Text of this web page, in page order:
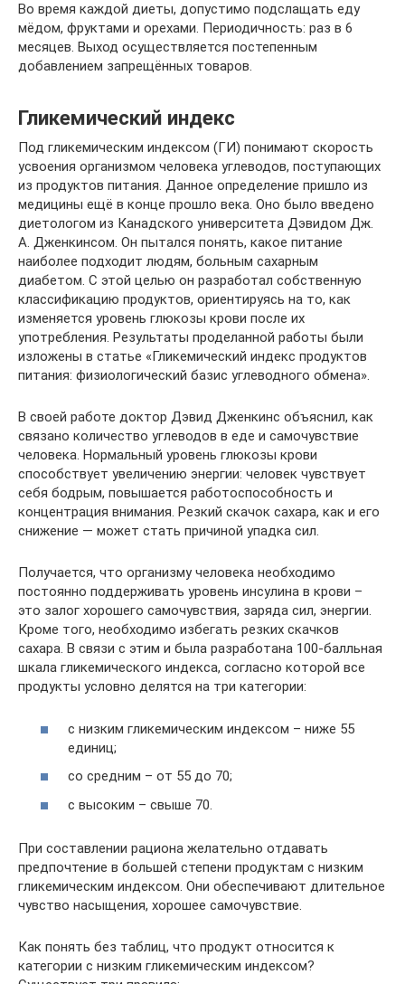
Во время каждой диеты, допустимо подслащать еду
мёдом, фруктами и орехами. Периодичность: раз в 6
месяцев. Выход осуществляется постепенным
добавлением запрещённых товаров.
Гликемический индекс
Под гликемическим индексом (ГИ) понимают скорость
усвоения организмом человека углеводов, поступающих
из продуктов питания. Данное определение пришло из
медицины ещё в конце прошло века. Оно было введено
диетологом из Канадского университета Дэвидом Дж.
А. Дженкинсом. Он пытался понять, какое питание
наиболее подходит людям, больным сахарным
диабетом. С этой целью он разработал собственную
классификацию продуктов, ориентируясь на то, как
изменяется уровень глюкозы крови после их
употребления. Результаты проделанной работы были
изложены в статье «Гликемический индекс продуктов
питания: физиологический базис углеводного обмена».
В своей работе доктор Дэвид Дженкинс объяснил, как
связано количество углеводов в еде и самочувствие
человека. Нормальный уровень глюкозы крови
способствует увеличению энергии: человек чувствует
себя бодрым, повышается работоспособность и
концентрация внимания. Резкий скачок сахара, как и его
снижение — может стать причиной упадка сил.
Получается, что организму человека необходимо
постоянно поддерживать уровень инсулина в крови –
это залог хорошего самочувствия, заряда сил, энергии.
Кроме того, необходимо избегать резких скачков
сахара. В связи с этим и была разработана 100-балльная
шкала гликемического индекса, согласно которой все
продукты условно делятся на три категории:
с низким гликемическим индексом – ниже 55
единиц;
со средним – от 55 до 70;
с высоким – свыше 70.
При составлении рациона желательно отдавать
предпочтение в большей степени продуктам с низким
гликемическим индексом. Они обеспечивают длительное
чувство насыщения, хорошее самочувствие.
Как понять без таблиц, что продукт относится к
категории с низким гликемическим индексом?